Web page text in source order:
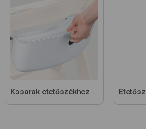
Kosarak etetőszékhez